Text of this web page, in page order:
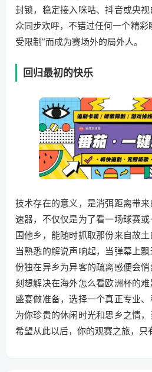
封锁，稳定接入咪咕、抖音或央
众同步欢呼，不错过任何一个精彩
受限制”而成为赛场外的局外人。
回归最初的快乐
技术存在的意义，是消弭距离带
速器，不仅仅是为了看一场球赛
国他乡，能随时抓取那份来自故土
当熟悉的解说声响起，当弹幕上
份独在异乡为异客的疏离感便会
刻想解决在海外怎么看欧洲杯的
盛宴做准备，选择一个真正专业
为你珍贵的休闲时光和思乡之情，
希望从此以后，你的观赛之旅，只